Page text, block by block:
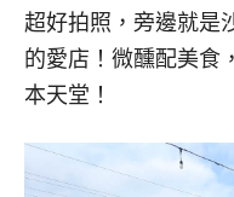
超好拍照，旁邊就是
的愛店！微醺配美食
本天堂！